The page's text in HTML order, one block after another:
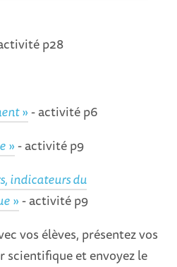
p28
»- activité p6
»- activité p9
indicateurs du
»- activité p9
vos élèves, présentez vos
scientifique et envoyez le